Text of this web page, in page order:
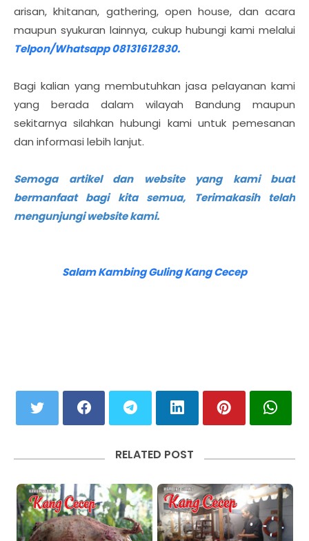
arisan, khitanan, gathering, open house, dan acara
maupun syukuran lainnya, cukup hubungi kami melalui
Telpon/Whatsapp 08131612830.
Bagi kalian yang membutuhkan jasa pelayanan kami
yang berada dalam wilayah Bandung maupun
sekitarnya silahkan hubungi kami untuk pemesanan
dan informasi lebih lanjut.
Semoga artikel dan website yang kami buat
bermanfaat bagi kita semua, Terimakasih telah
mengunjungi website kami.
Salam Kambing Guling Kang Cecep
RELATED POST